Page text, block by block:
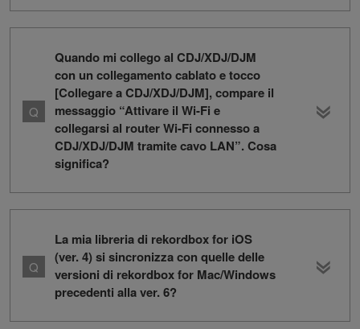
Quando mi collego al CDJ/XDJ/DJM
con un collegamento cablato e tocco
[Collegare a CDJ/XDJ/DJM], compare il
messaggio “Attivare il Wi-Fi e
collegarsi al router Wi-Fi connesso a
CDJ/XDJ/DJM tramite cavo LAN”. Cosa
significa?
La mia libreria di rekordbox for iOS
(ver. 4) si sincronizza con quelle delle
versioni di rekordbox for Mac/Windows
precedenti alla ver. 6?